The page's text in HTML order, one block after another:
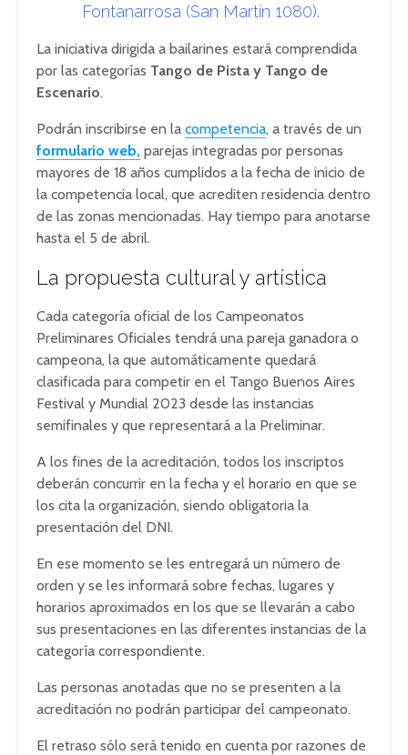
Fontanarrosa (San Martín 1080).
La iniciativa dirigida a bailarines estará comprendida
por las categorías Tango de Pista y Tango de
Escenario.
Podrán inscribirse en la competencia, a través de un
formulario web, parejas integradas por personas
mayores de 18 años cumplidos a la fecha de inicio de
la competencia local, que acrediten residencia dentro
de las zonas mencionadas. Hay tiempo para anotarse
hasta el 5 de abril.
La propuesta cultural y artística
Cada categoría oficial de los Campeonatos
Preliminares Oficiales tendrá una pareja ganadora o
campeona, la que automáticamente quedará
clasificada para competir en el Tango Buenos Aires
Festival y Mundial 2023 desde las instancias
semifinales y que representará a la Preliminar.
A los fines de la acreditación, todos los inscriptos
deberán concurrir en la fecha y el horario en que se
los cita la organización, siendo obligatoria la
presentación del DNI.
En ese momento se les entregará un número de
orden y se les informará sobre fechas, lugares y
horarios aproximados en los que se llevarán a cabo
sus presentaciones en las diferentes instancias de la
categoría correspondiente.
Las personas anotadas que no se presenten a la
acreditación no podrán participar del campeonato.
El retraso sólo será tenido en cuenta por razones de